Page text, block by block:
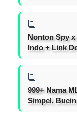
Nonton Spy
Indo + Link
999+ Nama
Simpel,